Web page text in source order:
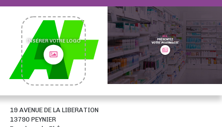
INSÉRER VOTRE LOGO
19 AVENUE DE LA LIBERATION
13790 PEYNIER